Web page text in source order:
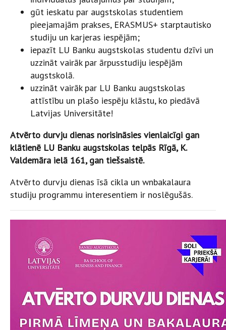
gūt ieskatu par augstskolas studentiem
pieejamajām prakses, ERASMUS+ starptautisko
studiju un karjeras iespējām;
iepazīt LU Banku augstskolas studentu dzīvi un
uzzināt vairāk par ārpusstudiju iespējām
augstskolā.
uzzināt vairāk par LU Banku augstskolas
attīstību un plašo iespēju klāstu, ko piedāvā
Latvijas Universitāte!
Atvērto durvju dienas norisināsies vienlaicīgi gan
klātienē LU Banku augstskolas telpās Rīgā, K.
Valdemāra ielā 161, gan tiešsaistē.
Atvērto durvju dienas īsā cikla un wnbakalaura
studiju programmu interesentiem ir noslēgušās.